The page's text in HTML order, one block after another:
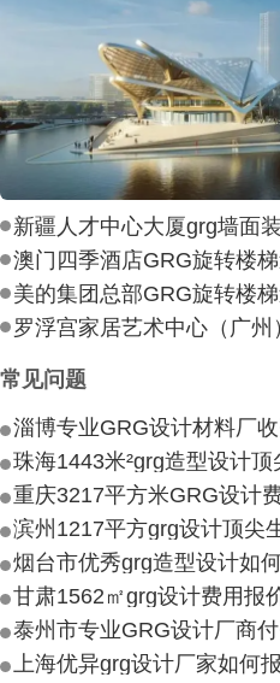
新疆人才中心大厦grg墙面
澳门四季酒店GRG旋转楼
美的集团总部GRG旋转楼
常见问题
烟台市优秀grg造型设计如
甘肃1562㎡grg设计费用报
上海优异grg设计厂家如何